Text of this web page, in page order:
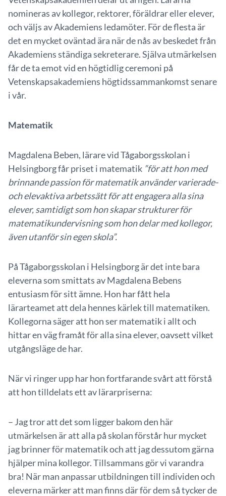
nomineras av kollegor, rektorer, föräldrar eller elever,
och väljs av Akademiens ledamöter. För de flesta är
det en mycket oväntad ära när de nås av beskedet från
Akademiens ständiga sekreterare. Själva utmärkelsen
får de ta emot vid en högtidlig ceremoni på
Vetenskapsakademiens högtidssammankomst senare
i vår.
Matematik
Magdalena Beben, lärare vid Tågaborgsskolan i
Helsingborg får priset i matematik ”för att hon med
brinnande passion för matematik använder varierade-
och elevaktiva arbetssätt för att engagera alla sina
elever, samtidigt som hon skapar strukturer för
matematikundervisning som hon delar med kollegor,
även utanför sin egen skola”.
På Tågaborgsskolan i Helsingborg är det inte bara
eleverna som smittats av Magdalena Bebens
entusiasm för sitt ämne. Hon har fått hela
lärarteamet att dela hennes kärlek till matematiken.
Kollegorna säger att hon ser matematik i allt och
hittar en väg framåt för alla sina elever, oavsett vilket
utgångsläge de har.
När vi ringer upp har hon fortfarande svårt att förstå
att hon tilldelats ett av lärarpriserna:
– Jag tror att det som ligger bakom den här
utmärkelsen är att alla på skolan förstår hur mycket
jag brinner för matematik och att jag dessutom gärna
hjälper mina kollegor. Tillsammans gör vi varandra
bra! När man anpassar utbildningen till individen och
eleverna märker att man finns där för dem så tycker de